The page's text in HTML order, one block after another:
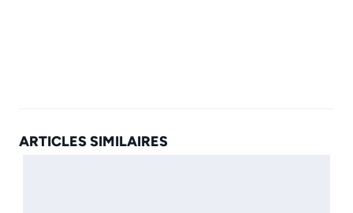
ARTICLES SIMILAIRES